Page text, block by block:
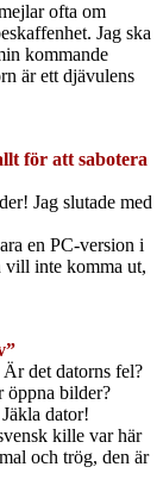
ofta om
Jag ska
kommande
är ett djävulens
för att sabotera
Jag slutade med
en PC-version i
vill inte komma ut,
”
det datorns fel?
öppna bilder?
dator!
kille var här
och trög, den är